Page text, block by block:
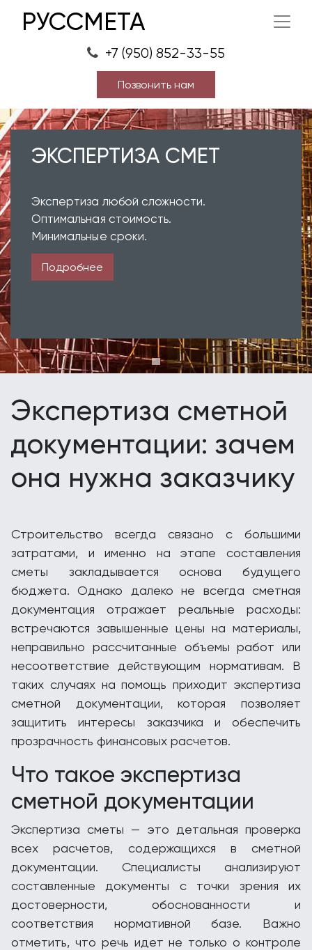
РУССМЕТА
+7 (950) 852-33-55
Позвонить нам
ЭКСПЕРТИЗА СМЕТ
Экспертиза любой сложности.
Оптимальная стоимость.
Минимальные сроки.
Подробнее
Экспертиза сметной
документации: зачем
она нужна заказчику
Строительство всегда связано с большими
затратами, и именно на этапе составления
сметы закладывается основа будущего
бюджета. Однако далеко не всегда сметная
документация отражает реальные расходы:
встречаются завышенные цены на материалы,
неправильно рассчитанные объемы работ или
несоответствие действующим нормативам. В
таких случаях на помощь приходит экспертиза
сметной документации, которая позволяет
защитить интересы заказчика и обеспечить
прозрачность финансовых расчетов.
Что такое экспертиза
сметной документации
Экспертиза сметы — это детальная проверка
всех расчетов, содержащихся в сметной
документации. Специалисты анализируют
составленные документы с точки зрения их
достоверности, обоснованности и
соответствия нормативной базе. Важно
отметить, что речь идет не только о контроле